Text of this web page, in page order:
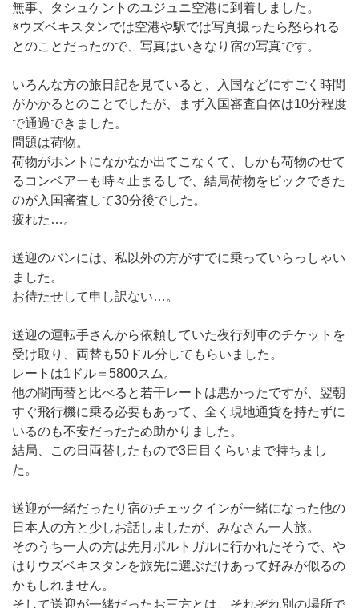
無事、タシュケントのユジュニ空港に到着しました。
※ウズベキスタンでは空港や駅では写真撮ったら怒られる
とのことだったので、写真はいきなり宿の写真です。
いろんな方の旅日記を見ていると、入国などにすごく時間
がかかるとのことでしたが、まず入国審査自体は10分程度
で通過できました。
問題は荷物。
荷物がホントになかなか出てこなくて、しかも荷物のせて
るコンベアーも時々止まるしで、結局荷物をピックできた
のが入国審査して30分後でした。
疲れた…。
送迎のバンには、私以外の方がすでに乗っていらっしゃい
ました。
お待たせして申し訳ない…。
送迎の運転手さんから依頼していた夜行列車のチケットを
受け取り、両替も50ドル分してもらいました。
レートは1ドル＝5800スム。
他の闇両替と比べると若干レートは悪かったですが、翌朝
すぐ飛行機に乗る必要もあって、全く現地通貨を持たずに
いるのも不安だったため助かりました。
結局、この日両替したもので3日目くらいまで持ちまし
た。
送迎が一緒だったり宿のチェックインが一緒になった他の
日本人の方と少しお話しましたが、みなさん一人旅。
そのうち一人の方は先月ポルトガルに行かれたそうで、や
はりウズベキスタンを旅先に選ぶだけあって好みが似るの
かもしれません。
そして送迎が一緒だったお三方とは、それぞれ別の場所で